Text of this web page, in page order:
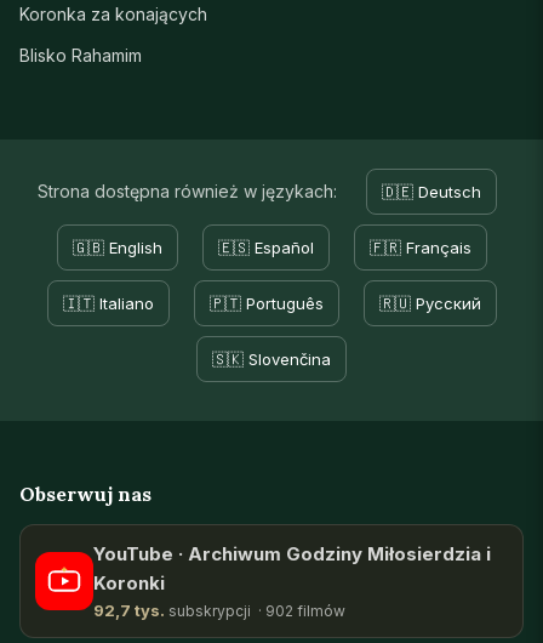
Koronka za konających
Blisko Rahamim
Strona dostępna również w językach: 🇩🇪 Deutsch
🇬🇧 English 🇪🇸 Español 🇫🇷 Français
🇮🇹 Italiano 🇵🇹 Português 🇷🇺 Русский
🇸🇰 Slovenčina
Obserwuj nas
YouTube · Archiwum Godziny Miłosierdzia i
Koronki
92,7 tys. subskrypcji · 902 filmów